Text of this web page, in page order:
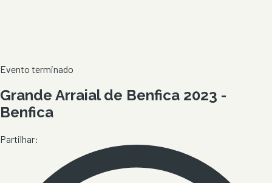
Evento terminado
Grande Arraial de Benfica 2023 -
Benfica
Partilhar: